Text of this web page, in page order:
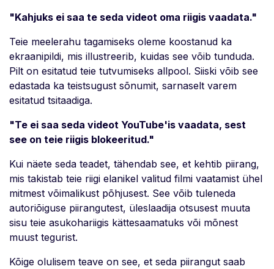
"Kahjuks ei saa te seda videot oma riigis vaadata."
Teie meelerahu tagamiseks oleme koostanud ka
ekraanipildi, mis illustreerib, kuidas see võib tunduda.
Pilt on esitatud teie tutvumiseks allpool. Siiski võib see
edastada ka teistsugust sõnumit, sarnaselt varem
esitatud tsitaadiga.
"Te ei saa seda videot YouTube'is vaadata, sest
see on teie riigis blokeeritud."
Kui näete seda teadet, tähendab see, et kehtib piirang,
mis takistab teie riigi elanikel valitud filmi vaatamist ühel
mitmest võimalikust põhjusest. See võib tuleneda
autoriõiguse piirangutest, üleslaadija otsusest muuta
sisu teie asukohariigis kättesaamatuks või mõnest
muust tegurist.
Kõige olulisem teave on see, et seda piirangut saab